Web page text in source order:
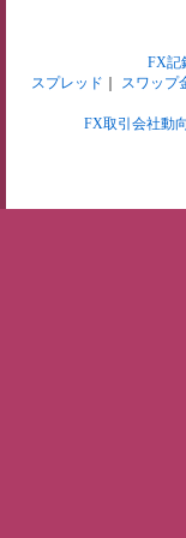
FX記
スプレッド
スワップ
FX取引会社動向